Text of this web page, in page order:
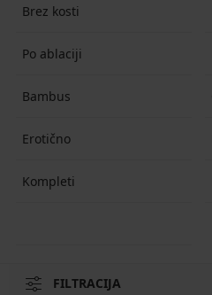
Brez kosti
Po ablaciji
Bambus
Erotično
Kompleti
FILTRACIJA